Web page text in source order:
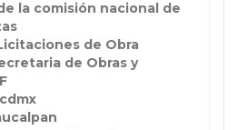
la comisión nacional de
de Obra
de Obras y